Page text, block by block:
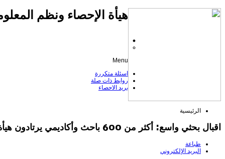
هيأة الإحصاء ونظم
الرئيسية
اقبال بحثي واسع: أكثر من 600 باحث وأكاديمي يرتادون هيأة الإحصاء خلال عام 2025
طباعة
البريد الإلكتروني
Menu
اسئلة متكررة
روابط ذات صلة
بريد الاحصاء